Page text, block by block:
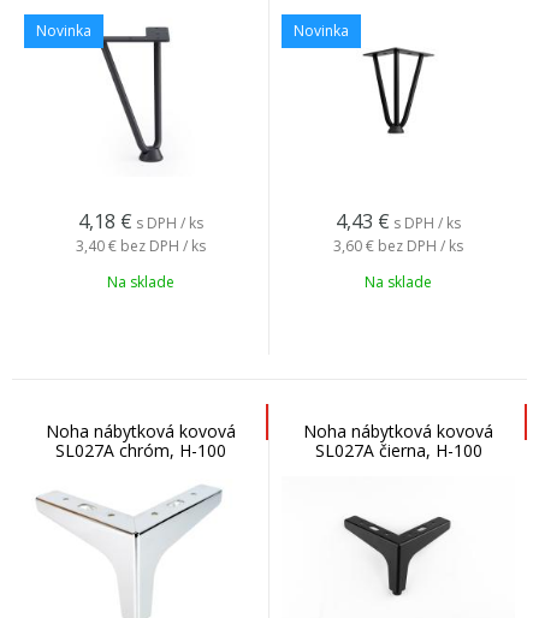
Novinka
4,18 € s DPH / ks
3,40 € bez DPH / ks
Na sklade
Novinka
4,43 € s DPH / ks
3,60 € bez DPH / ks
Na sklade
Noha nábytková kovová
SL027A chróm, H-100
Noha nábytková kovová
SL027A čierna, H-100